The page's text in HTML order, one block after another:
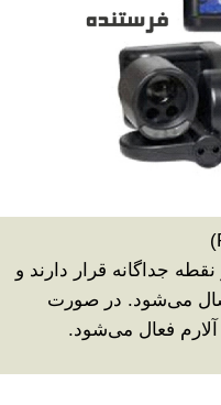
جداگانه قرار دارند و
می‌شود. در صورت
فعال می‌شود.